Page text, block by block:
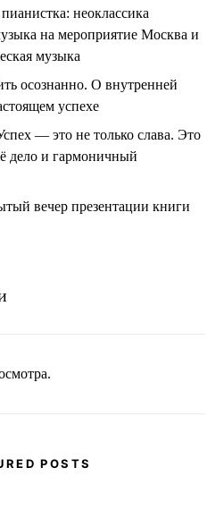
неоклассика
на мероприятие Москва и
музыка
осознанно. О внутренней
успехе
— это не только слава. Это
дело и гармоничный
вечер презентации книги
POSTS